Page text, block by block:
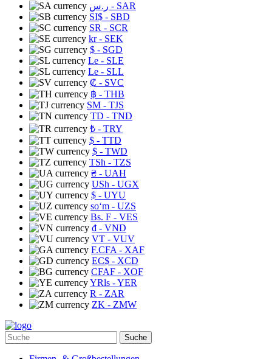
ر.س - SAR
SI$ - SBD
SR - SCR
kr- SEK
$ - SGD
Le - SLE
Le - SLL
₡ - SVC
฿ - THB
ЅМ - TJS
TD - TND
₺ - TRY
$ - TTD
$ - TWD
TSh - TZS
₴ - UAH
USh - UGX
$ - UYU
soʻm - UZS
Bs. F - VES
₫ - VND
VT - VUV
F.CFA - XAF
EC$ - XCD
CFAF - XOF
YRls - YER
R - ZAR
ZK - ZMW
Suche